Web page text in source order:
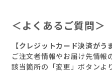
＜よくあるご質問＞
【クレジットカード決済がう
ご注文者情報やお届け先情報
該当箇所の「変更」ボタンよ